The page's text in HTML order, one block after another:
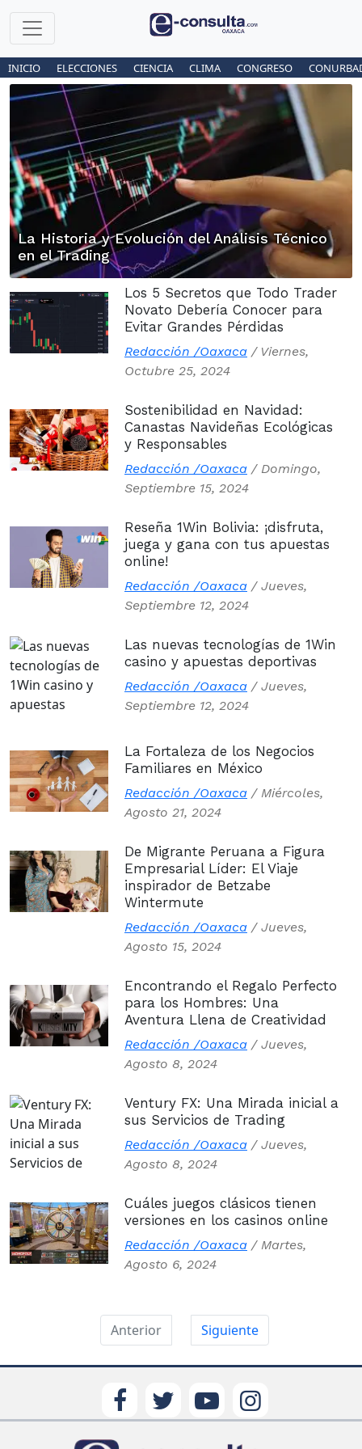
INICIO ELECCIONES CIENCIA CLIMA CONGRESO
La Historia y Evolución del Análisis Técnico
en el Trading
Los 5 Secretos que Todo Trader
Novato Debería Conocer para
Evitar Grandes Pérdidas
Redacción /Oaxaca / Viernes,
Octubre 25, 2024
Sostenibilidad en Navidad:
Canastas Navideñas Ecológicas
y Responsables
Redacción /Oaxaca / Domingo,
Septiembre 15, 2024
Reseña 1Win Bolivia: ¡disfruta,
juega y gana con tus apuestas
online!
Redacción /Oaxaca / Jueves,
Septiembre 12, 2024
Las nuevas tecnologías de 1Win
casino y apuestas deportivas
Redacción /Oaxaca / Jueves,
Septiembre 12, 2024
La Fortaleza de los Negocios
Familiares en México
Redacción /Oaxaca / Miércoles,
Agosto 21, 2024
De Migrante Peruana a Figura
Empresarial Líder: El Viaje
inspirador de Betzabe
Wintermute
Redacción /Oaxaca / Jueves,
Agosto 15, 2024
Encontrando el Regalo Perfecto
para los Hombres: Una
Aventura Llena de Creatividad
Redacción /Oaxaca / Jueves,
Agosto 8, 2024
Ventury FX: Una Mirada inicial a
sus Servicios de Trading
Redacción /Oaxaca / Jueves,
Agosto 8, 2024
Cuáles juegos clásicos tienen
versiones en los casinos online
Redacción /Oaxaca / Martes,
Agosto 6, 2024
Anterior Siguiente